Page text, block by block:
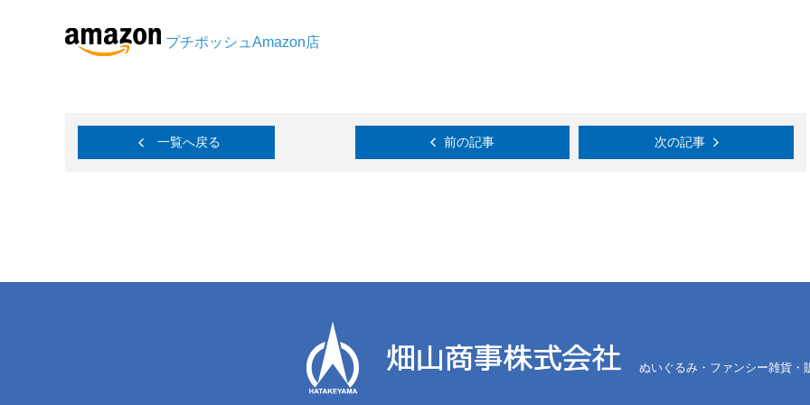
プチポッシュAmazon店
一覧へ戻る 次の記事
前の記事
ぬいぐるみ・ファンシー雑貨・